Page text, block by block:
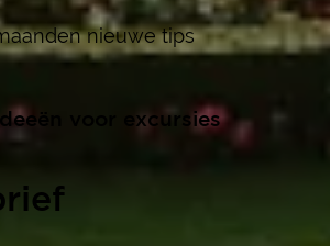
nieuwe tips
voor excursies